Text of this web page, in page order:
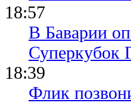
18:57
В Баварии
Суперкубок
18:39
Флик